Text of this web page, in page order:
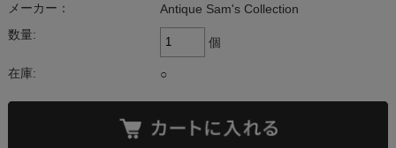
メーカー：
Antique Sam's Collection
数量:
個
在庫: ○